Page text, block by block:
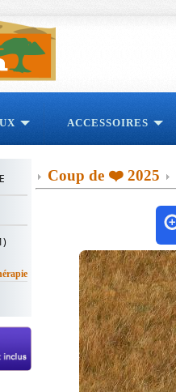
ACCESSOIRES
Coup de ❤️ 2025